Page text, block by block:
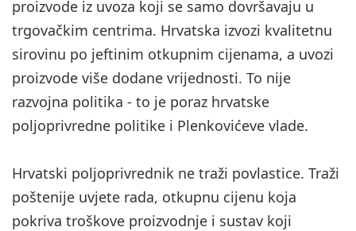
proizvode iz uvoza koji se samo dovršavaju u
trgovačkim centrima. Hrvatska izvozi kvalitetnu
sirovinu po jeftinim otkupnim cijenama, a uvozi
proizvode više dodane vrijednosti. To nije
razvojna politika - to je poraz hrvatske
poljoprivredne politike i Plenkovićeve vlade.
Hrvatski poljoprivrednik ne traži povlastice. Traži
poštenije uvjete rada, otkupnu cijenu koja
pokriva troškove proizvodnje i sustav koji